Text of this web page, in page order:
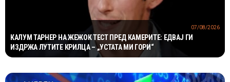
КАЛУМ ТАРНЕР НА ЖЕЖОК ТЕСТ ПРЕД КАМЕРИТЕ: ЕДВАЈ ГИ
ИЗДРЖА ЛУТИТЕ КРИЛЦА – „УСТАТА МИ ГОРИ“
07/08/2026